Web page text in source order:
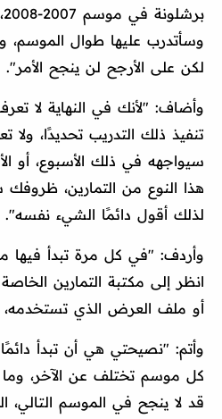
وسأتدرب عليها طوال الموسم،
لكن على الأرجح لن ينجح الأمر".
وأضاف: "لأنك في النهاية لا
تنفيذ ذلك التدريب تحديدًا،
سيواجهه في ذلك الأسبوع، أو
هذا النوع من التمارين،
لذلك أقول دائمًا الشيء نفسه".
وأردف: "في كل مرة تبدأ فيها
انظر إلى مكتبة التمارين
أو ملف العرض الذي تستخدمه،
وأتم: "نصيحتي هي أن تبدأ
كل موسم تختلف عن الآخر،
قد لا ينجح في الموسم التالي،